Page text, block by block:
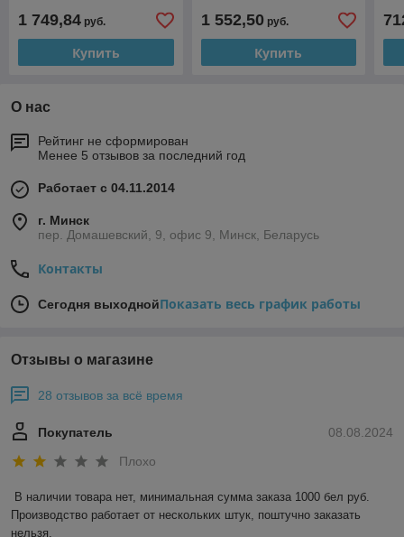
1 749,84 руб.
Купить
1 552,50руб.
Купить
О нас
Рейтинг не сформирован
Менее 5 отзывов за последний год
Работает с 04.11.2014
г. Минск
пер. Домашевский, 9, офис 9, Минск, Беларусь
Контакты
Сегодня выходнойПоказать весь график работы
Отзывы о магазине
28 отзывов за всё время
08.08.2024
Покупатель
Плохо
В наличии товара нет, минимальная сумма заказа 1000 бел руб.
Производство работает от нескольких штук, поштучно заказать
нельзя.